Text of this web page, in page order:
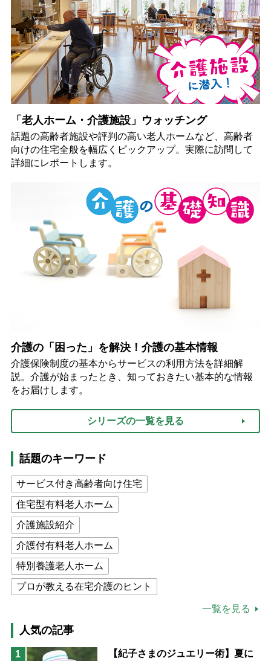
「老人ホーム・介護施設」ウォッチング
話題の高齢者施設や評判の高い老人ホームなど、高齢者
向けの住宅全般を幅広くピックアップ。実際に訪問して
詳細にレポートします。
介護の「困った」を解決！介護の基本情報
介護保険制度の基本からサービスの利用方法を詳細解
説。介護が始まったとき、知っておきたい基本的な情報
をお届けします。
シリーズの一覧を見る
話題のキーワード
サービス付き高齢者向け住宅
住宅型有料老人ホーム
介護施設紹介
介護付有料老人ホーム
特別養護老人ホーム
プロが教える在宅介護のヒント
高木ブー
ケアマネジャー
猫が母になつきません
一覧を見る
人気の記事
1
【紀子さまのジュエリー術】夏に